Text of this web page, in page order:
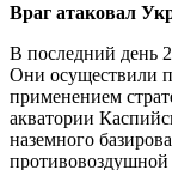
Враг атаковал
В последний день
Они осуществили
применением
акватории
наземного